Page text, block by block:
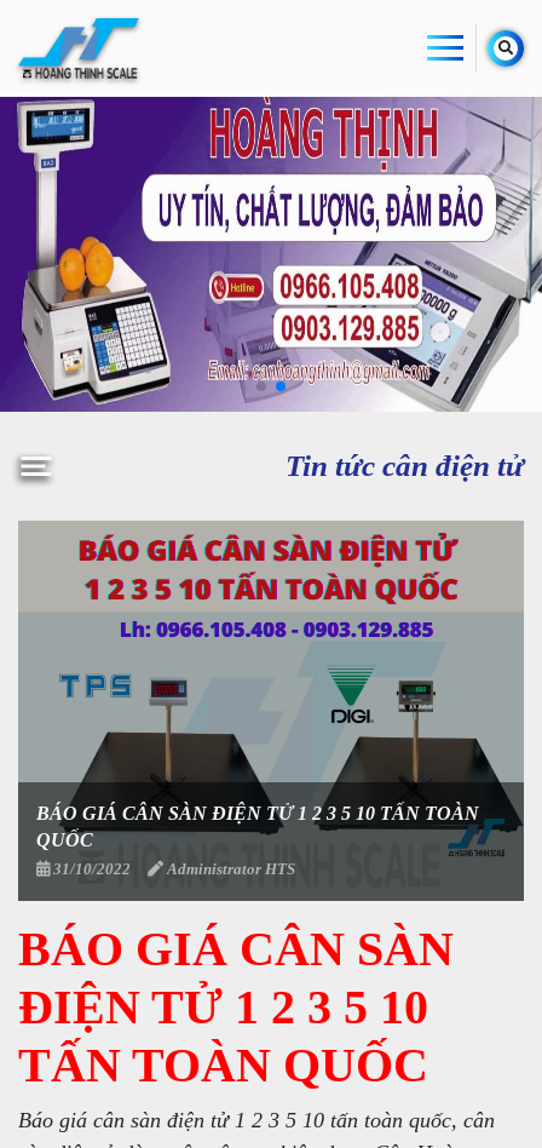
Tin tức cân điện tử
BÁO GIÁ CÂN SÀN ĐIỆN TỬ 1 2 3 5 10 TẤN TOÀN
QUỐC
31/10/2022 Administrator HTS
BÁO GIÁ CÂN SÀN
ĐIỆN TỬ 1 2 3 5 10
TẤN TOÀN QUỐC
Báo giá cân sàn điện tử 1 2 3 5 10 tấn toàn quốc, cân